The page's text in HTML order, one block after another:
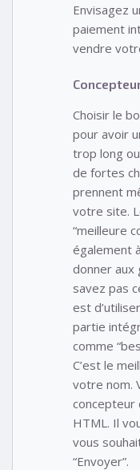
Envisagez
paiement
vendre
Choisir le
pour avoir
trop long
de fortes
prennent
votre site.
“meilleure
également
donner aux
savez pas
est
partie
comme
C’est le
votre nom.
concepteur
HTML. Il
vous
“Envoyer”.